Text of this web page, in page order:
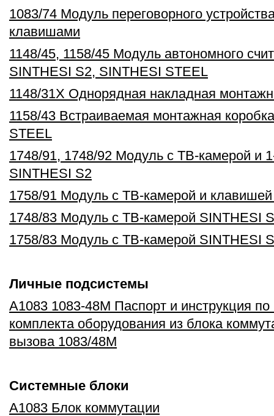
1083/74 Модуль переговорного
клавишами
1148/45, 1158/45 Модуль автономного
SINTHESI S2, SINTHESI STEEL
1148/31X Однорядная накладная
1158/43 Встраиваемая монтажная
STEEL
1748/91, 1748/92 Модуль с ТВ-камерой и
SINTHESI S2
1758/91 Модуль с ТВ-камерой и
1748/83 Модуль с ТВ-камерой SINTHESI
1758/83 Модуль с ТВ-камерой SINTHESI
Личные подсистемы
А1083 1083-48М Паспорт и инструкция
комплекта оборудования из блока
вызова 1083/48М
Системные блоки
А1083 Блок коммутации